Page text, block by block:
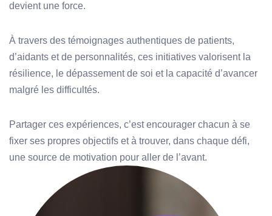
devient une force.
À travers des témoignages authentiques de patients,
d’aidants et de personnalités, ces initiatives valorisent la
résilience, le dépassement de soi et la capacité d’avancer
malgré les difficultés.
Partager ces expériences, c’est encourager chacun à se
fixer ses propres objectifs et à trouver, dans chaque défi,
une source de motivation pour aller de l’avant.